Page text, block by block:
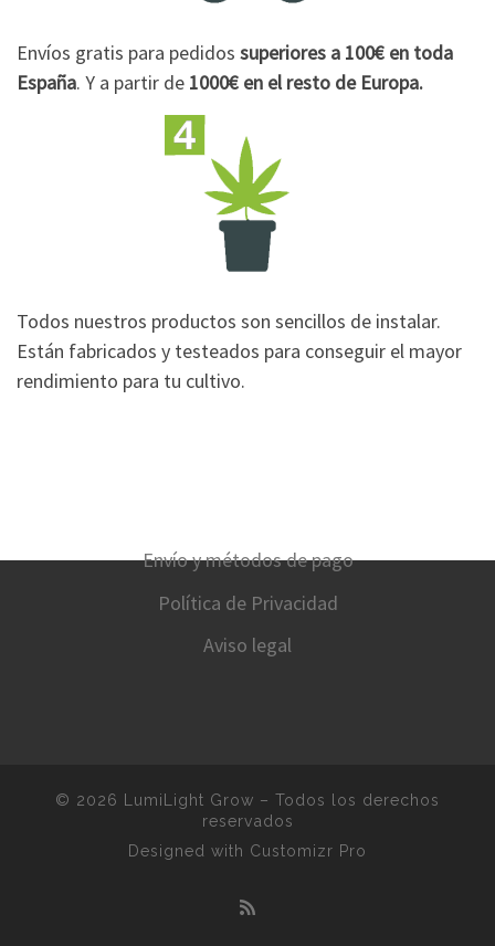
Envíos gratis para pedidos superiores a 100€ en toda
España. Y a partir de 1000€ en el resto de Europa.
Todos nuestros productos son sencillos de instalar.
Están fabricados y testeados para conseguir el mayor
rendimiento para tu cultivo.
Envío y métodos de pago
Política de Privacidad
Aviso legal
© 2026 LumiLight Grow – Todos los derechos
reservados
Designed with Customizr Pro